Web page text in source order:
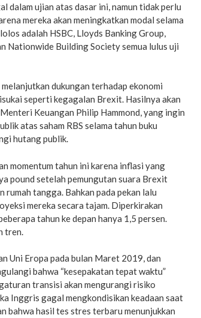
dalam ujian atas dasar ini, namun tidak perlu
mereka akan meningkatkan modal selama
adalah HSBC, Lloyds Banking Group,
Nationwide Building Society semua lulus uji
dukungan terhadap ekonomi
seperti kegagalan Brexit. Hasilnya akan
Keuangan Philip Hammond, yang ingin
atas saham RBS selama tahun buku
hutang publik.
momentum tahun ini karena inflasi yang
pound setelah pemungutan suara Brexit
rumah tangga. Bahkan pada pekan lalu
mereka secara tajam. Diperkirakan
tahun ke depan hanya 1,5 persen.
tren.
Uni Eropa pada bulan Maret 2019, dan
bahwa “kesepakatan tepat waktu”
transisi akan mengurangi risiko
Inggris gagal mengkondisikan keadaan saat
bahwa hasil tes stres terbaru menunjukkan